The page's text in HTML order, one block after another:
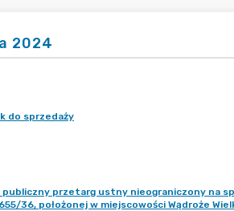
2024
do sprzedaży
publiczny przetarg ustny nieograniczony na
36, położonej w miejscowości Wądroże